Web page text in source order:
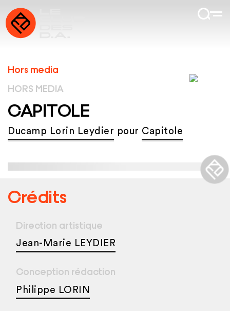
Hors media
HORS MEDIA
CAPITOLE
Ducamp Lorin Leydier pour Capitole
Crédits
Direction artistique
Jean-Marie LEYDIER
Conception rédaction
Philippe LORIN